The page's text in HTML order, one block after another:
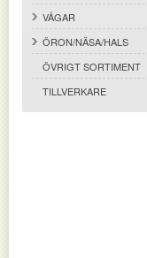
VÅGAR
ÖRON/NÄSA/HALS
ÖVRIGT SORTIMENT
TILLVERKARE